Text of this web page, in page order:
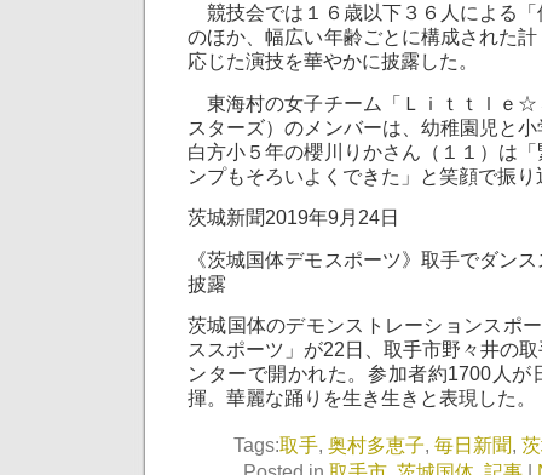
競技会では１６歳以下３６人による
のほか、幅広い年齢ごとに構成された
応じた演技を華やかに披露した。
東海村の女子チーム「Ｌｉｔｔｌｅ☆
スターズ）のメンバーは、幼稚園児と
白方小５年の櫻川りかさん（１１）は
ンプもそろいよくできた」と笑顔で振り
茨城新聞2019年9月24日
《茨城国体デモスポーツ》取手でダン
披露
茨城国体のデモンストレーションスポ
ススポーツ」が22日、取手市野々井の
ンターで開かれた。参加者約1700人が
揮。華麗な踊りを生き生きと表現した。
Tags:取手, 奥村多恵子, 毎日新聞,